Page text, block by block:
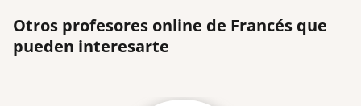
Otros profesores online de Francés que
pueden interesarte